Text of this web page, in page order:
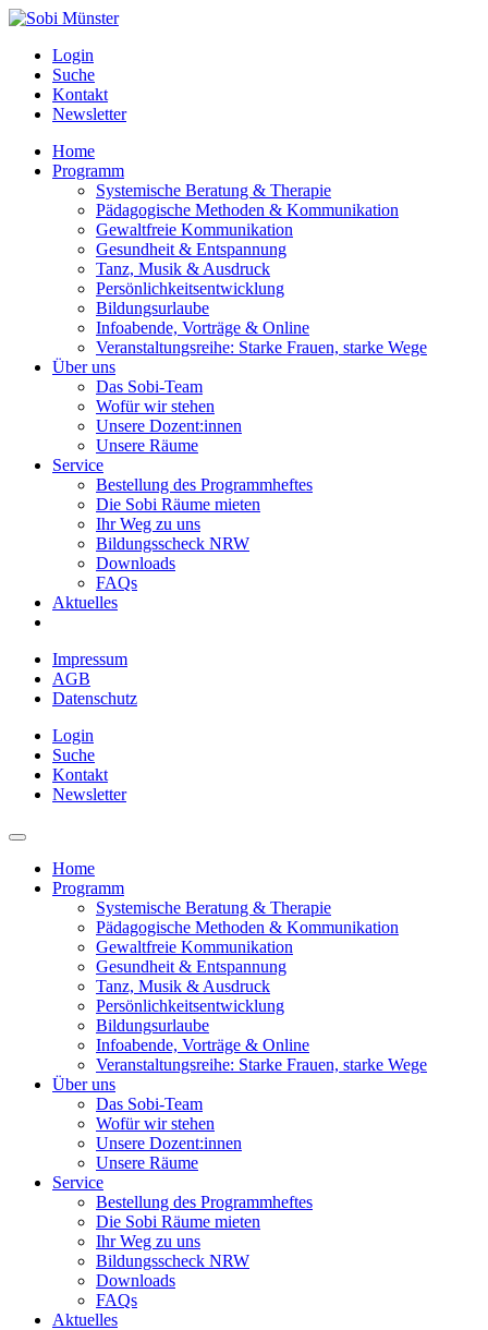
Login
Suche
Kontakt
Newsletter
Home
Programm
Systemische Beratung & Therapie
Pädagogische Methoden & Kommunikation
Gewaltfreie Kommunikation
Gesundheit & Entspannung
Tanz, Musik & Ausdruck
Persönlichkeitsentwicklung
Bildungsurlaube
Infoabende, Vorträge & Online
Veranstaltungsreihe: Starke Frauen, starke Wege
Über uns
Das Sobi-Team
Wofür wir stehen
Unsere Dozent:innen
Unsere Räume
Service
Bestellung des Programmheftes
Die Sobi Räume mieten
Ihr Weg zu uns
Bildungsscheck NRW
Downloads
FAQs
Aktuelles
Impressum
AGB
Datenschutz
Login
Suche
Kontakt
Newsletter
Home
Programm
Systemische Beratung & Therapie
Pädagogische Methoden & Kommunikation
Gewaltfreie Kommunikation
Gesundheit & Entspannung
Tanz, Musik & Ausdruck
Persönlichkeitsentwicklung
Bildungsurlaube
Infoabende, Vorträge & Online
Veranstaltungsreihe: Starke Frauen, starke Wege
Über uns
Das Sobi-Team
Wofür wir stehen
Unsere Dozent:innen
Unsere Räume
Service
Bestellung des Programmheftes
Die Sobi Räume mieten
Ihr Weg zu uns
Bildungsscheck NRW
Downloads
FAQs
Aktuelles